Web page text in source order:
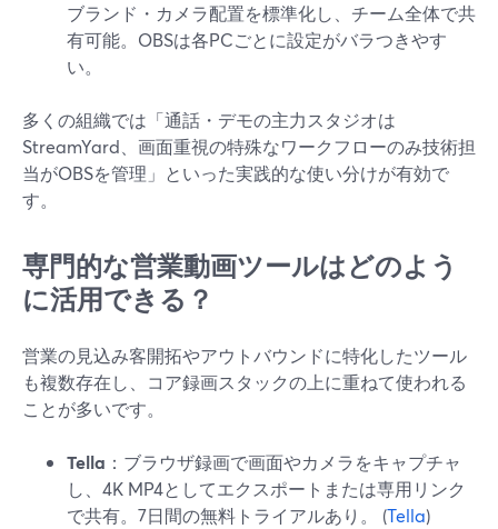
ブランド・カメラ配置を標準化し、チーム全体で共
有可能。OBSは各PCごとに設定がバラつきやす
い。
多くの組織では「通話・デモの主力スタジオは
StreamYard、画面重視の特殊なワークフローのみ技術担
当がOBSを管理」といった実践的な使い分けが有効で
す。
専門的な営業動画ツールはどのよう
に活用できる？
営業の見込み客開拓やアウトバウンドに特化したツール
も複数存在し、コア録画スタックの上に重ねて使われる
ことが多いです。
Tella ：ブラウザ録画で画面やカメラをキャプチャ
し、4K MP4としてエクスポートまたは専用リンク
で共有。7日間の無料トライアルあり。 (Tella)